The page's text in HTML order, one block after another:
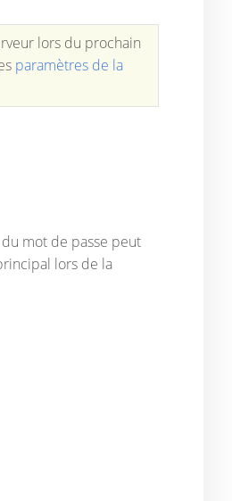
lors du prochain
paramètres de la
mot de passe peut
lors de la